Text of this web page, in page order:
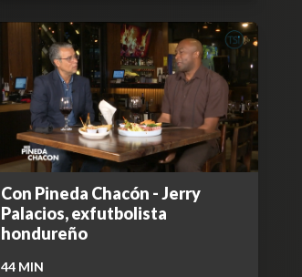
Con Pineda Chacón - Jerry
Palacios, exfutbolista
hondureño
44 MIN